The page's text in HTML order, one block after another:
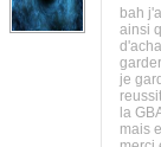
bah
ainsi
je
la
mais